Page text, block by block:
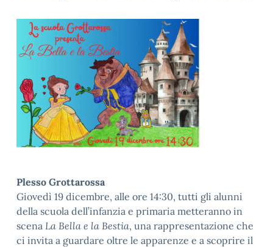
Plesso Grottarossa
Giovedì 19 dicembre, alle ore 14:30, tutti gli alunni
della scuola dell’infanzia e primaria metteranno in
scena La Bella e la Bestia, una rappresentazione che
ci invita a guardare oltre le apparenze e a scoprire il